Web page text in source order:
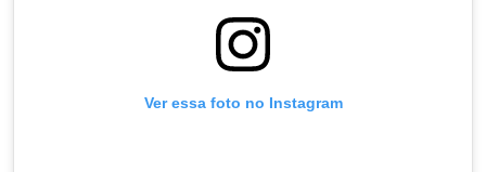
Ver essa foto no Instagram